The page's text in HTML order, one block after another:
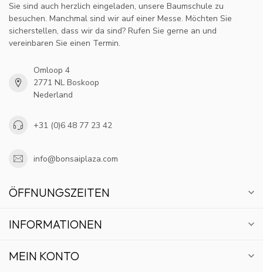
Sie sind auch herzlich eingeladen, unsere Baumschule zu
besuchen. Manchmal sind wir auf einer Messe. Möchten Sie
sicherstellen, dass wir da sind? Rufen Sie gerne an und
vereinbaren Sie einen Termin.
Omloop 4
2771 NL Boskoop
Nederland
+31 (0)6 48 77 23 42
info@bonsaiplaza.com
ÖFFNUNGSZEITEN
INFORMATIONEN
MEIN KONTO